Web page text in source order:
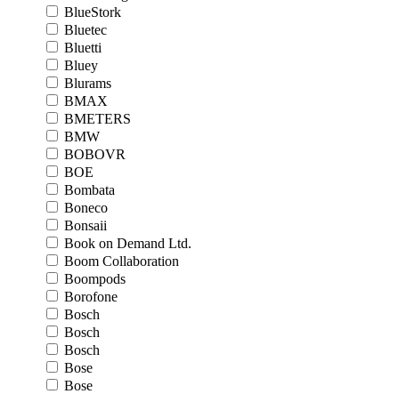
BlueStork
Bluetec
Bluetti
Bluey
Blurams
BMAX
BMETERS
BMW
BOBOVR
BOE
Bombata
Boneco
Bonsaii
Book on Demand Ltd.
Boom Collaboration
Boompods
Borofone
Bosch
Bosch
Bosch
Bose
Bose